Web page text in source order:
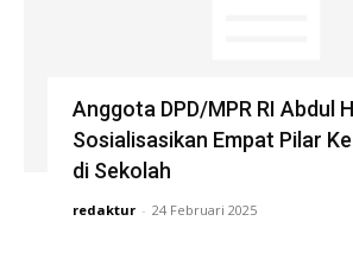
Anggota DPD/MPR RI Abdul
Sosialisasikan Empat Pilar
di Sekolah
redaktur - 24 Februari 2025